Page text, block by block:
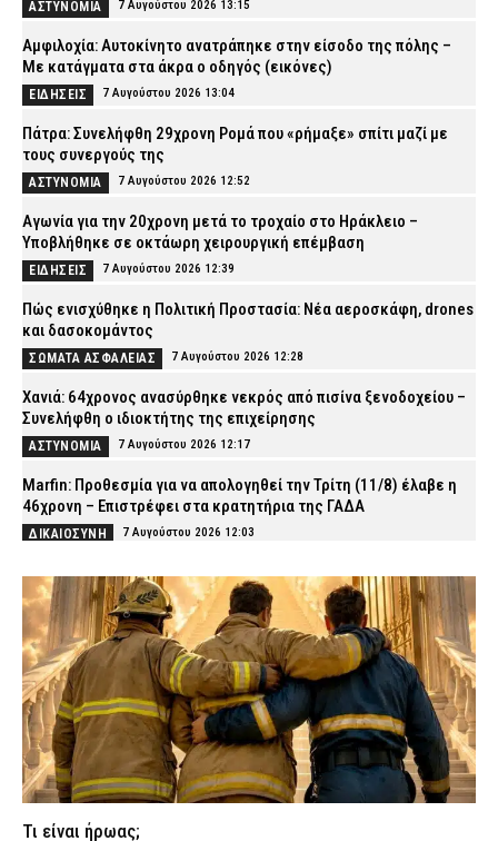
ΑΣΤΥΝΟΜΙΑ 7 Αυγούστου 2026 13:15
Αμφιλοχία: Αυτοκίνητο ανατράπηκε στην είσοδο της πόλης –
Με κατάγματα στα άκρα ο οδηγός (εικόνες)
ΕΙΔΗΣΕΙΣ 7 Αυγούστου 2026 13:04
Πάτρα: Συνελήφθη 29χρονη Ρομά που «ρήμαξε» σπίτι μαζί με
τους συνεργούς της
ΑΣΤΥΝΟΜΙΑ 7 Αυγούστου 2026 12:52
Αγωνία για την 20χρονη μετά το τροχαίο στο Ηράκλειο –
Υποβλήθηκε σε οκτάωρη χειρουργική επέμβαση
ΕΙΔΗΣΕΙΣ 7 Αυγούστου 2026 12:39
Πώς ενισχύθηκε η Πολιτική Προστασία: Νέα αεροσκάφη, drones
και δασοκομάντος
ΣΩΜΑΤΑ ΑΣΦΑΛΕΙΑΣ 7 Αυγούστου 2026 12:28
Χανιά: 64χρονος ανασύρθηκε νεκρός από πισίνα ξενοδοχείου –
Συνελήφθη ο ιδιοκτήτης της επιχείρησης
ΑΣΤΥΝΟΜΙΑ 7 Αυγούστου 2026 12:17
Marfin: Προθεσμία για να απολογηθεί την Τρίτη (11/8) έλαβε η
46χρονη – Επιστρέφει στα κρατητήρια της ΓΑΔΑ
ΔΙΚΑΙΟΣΥΝΗ 7 Αυγούστου 2026 12:03
Οικογενειακή τραγωδία στις Σέρρες: Σκοτώθηκαν μητέρα και
γιος – Βίντεο-σοκ από τη στιγμή της σύγκρουσης του ΙΧ με
φορτηγό
ΑΣΤΥΝΟΜΙΑ 7 Αυγούστου 2026 11:54
Συνελήφθη στη Γερμανία 31χρονος για δολοφονίες μελών της
Greek Mafia – Κατηγορείται και για την εκτέλεση του Ζαμπούνη
ΑΣΤΥΝΟΜΙΑ 7 Αυγούστου 2026 11:40
Σπιτάκια ανακύκλωσης: Η πολιτική παρωδία ΝΔ και ΠΑΣΟΚ που
έγινε… τσίρκο
ΠΟΛΙΤΙΚΗ
Τι είναι ήρωας;